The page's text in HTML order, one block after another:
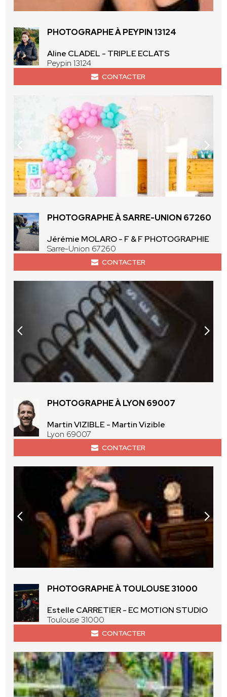
PHOTOGRAPHE À PEYPIN 13124
Aline CLADEL - TRIPLE ECLATS
Peypin 13124
CONTACTER
PHOTOGRAPHE À SARRE-UNION 67260
Jérémie MOLARO - F & F PHOTOGRAPHIE
Sarre-Union 67260
CONTACTER
PHOTOGRAPHE À LYON 69007
Martin VIZIBLE - Martin Vizible
Lyon 69007
CONTACTER
PHOTOGRAPHE À TOULOUSE 31000
Estelle CARRETIER - EC MOTION STUDIO
Toulouse 31000
CONTACTER